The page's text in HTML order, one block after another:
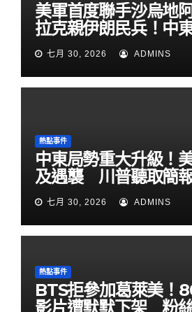
美軍首度聯手沙烏地
拉克親伊朗民兵！中
七月 30, 2026 ADMINS
熱點事件
中東局勢重大升級！
及遇襲 川普聽取簡
七月 30, 2026 ADMINS
熱點事件
BTS拒參加葛萊美！
影片遭默默下架 粉